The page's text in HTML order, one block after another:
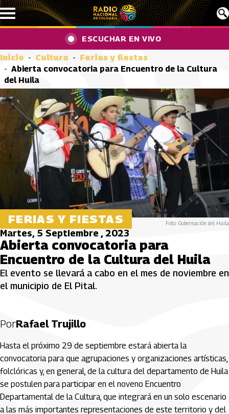
Pasar al contenido principal
ESCUCHAR EN VIVO
Inicio Cultura
Ferias y fiestas
Abierta convocatoria para Encuentro de la Cultura
del Huila
FERIAS Y FIESTAS Foto: Gobernación del Huila
Martes, 5 Septiembre , 2023
Abierta convocatoria para
Encuentro de la Cultura del Huila
El evento se llevará a cabo en el mes de noviembre en
el municipio de El Pital.
PorRafael Trujillo
Hasta el próximo 29 de septiembre estará abierta la
convocatoria para que agrupaciones y organizaciones artísticas,
folclóricas y, en general, de la cultura del departamento de Huila
se postulen para participar en el noveno Encuentro
Departamental de la Cultura, que integrará en un solo escenario
a las más importantes representaciones de este territorio y del